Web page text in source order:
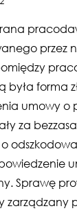
przez
forma
umowy o
za
Sprawę
zarządzany